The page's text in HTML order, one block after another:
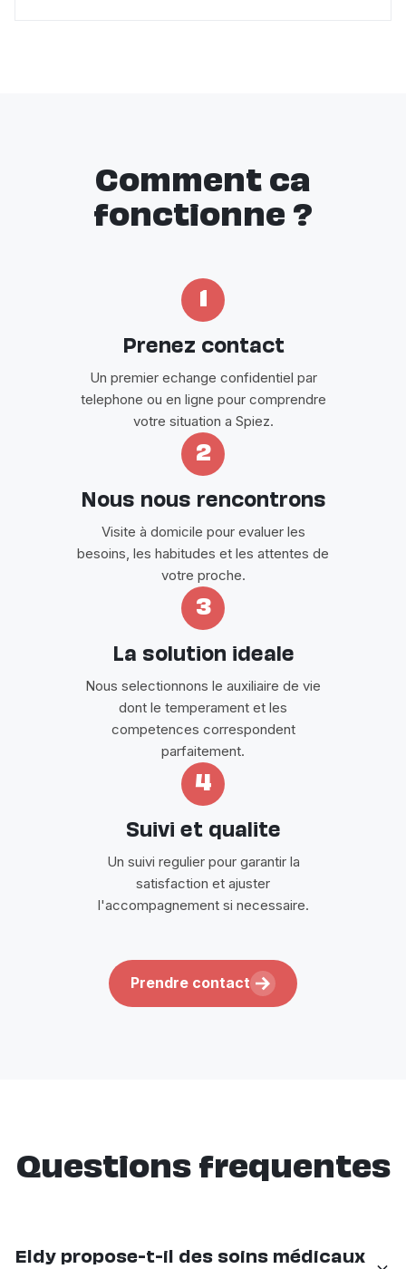
Comment ca
fonctionne ?
Prenez contact
Un premier echange confidentiel par
telephone ou en ligne pour comprendre
votre situation a Spiez.
2
Nous nous rencontrons
Visite à domicile pour evaluer les
besoins, les habitudes et les attentes de
votre proche.
3
La solution ideale
Nous selectionnons le auxiliaire de vie
dont le temperament et les
competences correspondent
parfaitement.
4
Suivi et qualite
Un suivi regulier pour garantir la
satisfaction et ajuster
l'accompagnement si necessaire.
Prendre contact
Questions frequentes
Eldy propose-t-il des soins médicaux